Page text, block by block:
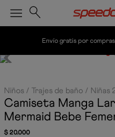
Envío gratis por
Niños Trajes de baño Niñas
Camiseta Manga
Mermaid Bebe
$20.000